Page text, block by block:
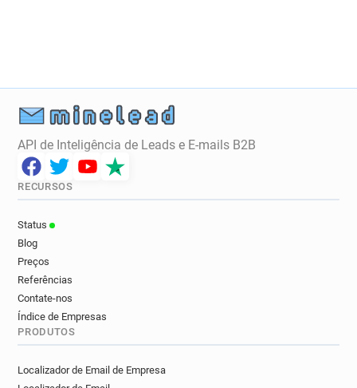
API de Inteligência de Leads e E-mails B2B
RECURSOS
Status
Blog
Preços
Referências
Contate-nos
Índice de Empresas
PRODUTOS
Localizador de Email de Empresa